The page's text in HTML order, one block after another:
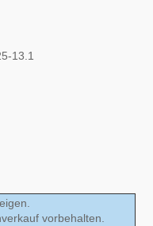
13.1
vorbehalten.